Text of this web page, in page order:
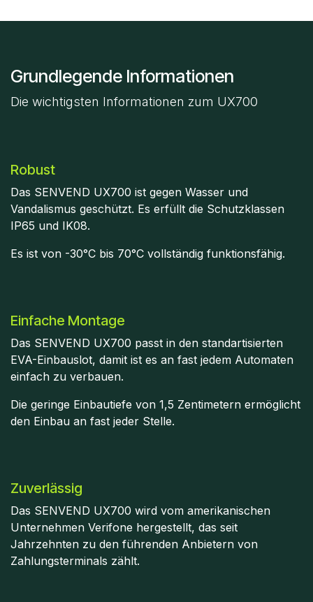
Grundlegende Informationen
Die wichtigsten Informationen zum UX700
Robust
Das SENVEND UX700 ist gegen Wasser und
Vandalismus geschützt. Es erfüllt die Schutzklassen
IP65 und IK08.
Es ist von -30°C bis 70°C vollständig funktionsfähig.
Einfache Montage
Das SENVEND UX700 passt in den standartisierten
EVA-Einbauslot, damit ist es an fast jedem Automaten
einfach zu verbauen.
Die geringe Einbautiefe von 1,5 Zentimetern ermöglicht
den Einbau an fast jeder Stelle.
Zuverlässig
Das SENVEND UX700 wird vom amerikanischen
Unternehmen Verifone hergestellt, das seit
Jahrzehnten zu den führenden Anbietern von
Zahlungsterminals zählt.​